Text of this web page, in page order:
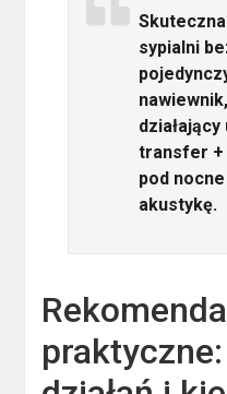
sypialni
działający
transfer +
pod
akustykę.